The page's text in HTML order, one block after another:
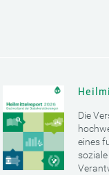
Die
eines